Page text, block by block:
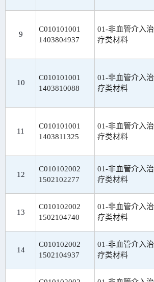
9
C010101001
1403804937
01-非血管介入治
疗类材料
10
C010101001
1403810088
01-非血管介入治
疗类材料
11
C010101001
1403811325
01-非血管介入治
疗类材料
12
C010102002
1502102277
01-非血管介入治
疗类材料
13
C010102002
1502104740
01-非血管介入治
疗类材料
14
C010102002
1502104937
01-非血管介入治
疗类材料